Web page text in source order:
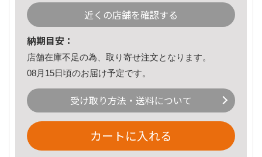
近くの店舗を確認する
納期目安：
店舗在庫不足の為、取り寄せ注文となります。
08月15日頃のお届け予定です。
受け取り方法・送料について
カートに入れる